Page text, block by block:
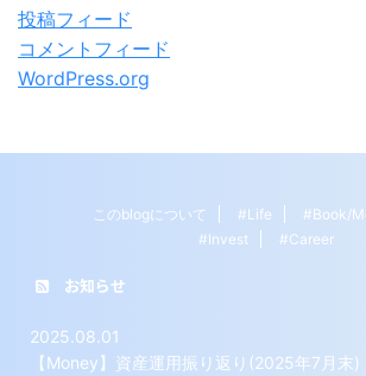
投稿フィード
コメントフィード
WordPress.org
このblogについて #Life
#Book/
#Invest
#Career
お知らせ
2025.08.01
【Money】資産運用振り返り(2025年7月末)